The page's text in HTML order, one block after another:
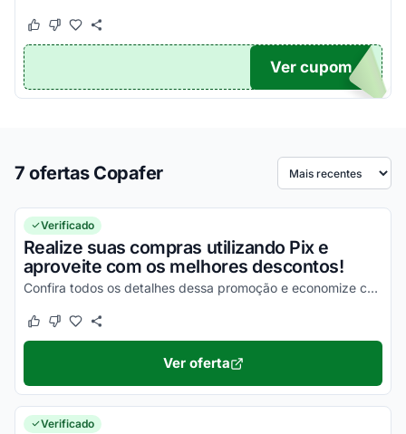
Este cupom funcionou
Este cupom não funcionou
TICO
Ver cupom
7 ofertas Copafer Ordenar por
Verificado
Realize suas compras utilizando Pix e
aproveite com os melhores descontos!
Confira todos os detalhes dessa promoção e economize com facilidade nas suas compras!
Este cupom funcionou
Este cupom não funcionou
Ver oferta
Verificado